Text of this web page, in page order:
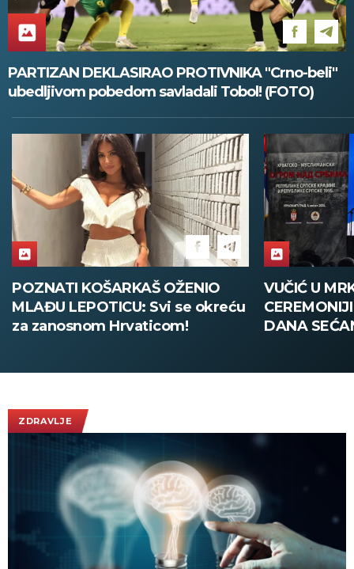
PARTIZAN DEKLASIRAO PROTIVNIKA "Crno-beli"
ubedljivom pobedom savladali Tobol! (FOTO)
VUČIĆ U MRKONJIĆ GRADU NA
CEREMONIJI OBELEŽAVANJA
DANA SEĆANJA NA STRADALE:
JEDINI PUT
nastavljeni
ZDRAVLJE